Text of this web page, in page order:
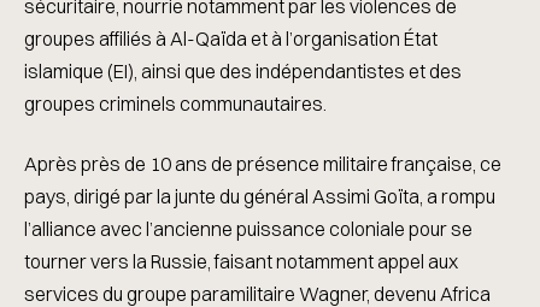
sécuritaire, nourrie notamment par les violences de
groupes affiliés à Al-Qaïda et à l’organisation État
islamique (EI), ainsi que des indépendantistes et des
groupes criminels communautaires.
Après près de 10 ans de présence militaire française, ce
pays, dirigé par la junte du général Assimi Goïta, a rompu
l’alliance avec l’ancienne puissance coloniale pour se
tourner vers la Russie, faisant notamment appel aux
services du groupe paramilitaire Wagner, devenu Africa